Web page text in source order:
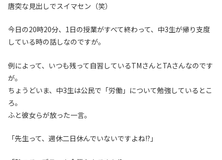
唐突な見出しでスイマセン（笑）
今日の20時20分、1日の授業がすべて終わって、中3生が帰り支度
している時の話しなのですが。
例によって、いつも残って自習しているTMさんとTAさんなのです
が。
ちょうどいま、中3生は公民で「労働」について勉強しているとこ
ろ。
ふと彼女らが放った一言。
「先生って、週休二日休んでいないですよね!?」